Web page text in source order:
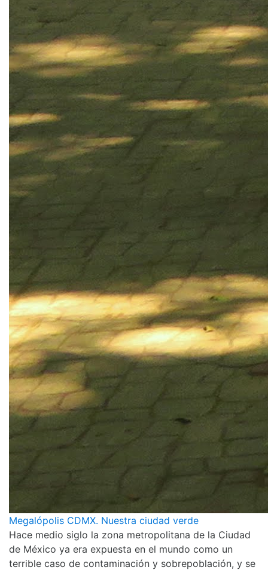
Megalópolis CDMX. Nuestra ciudad verde
Hace medio siglo la zona metropolitana de la Ciudad
de México ya era expuesta en el mundo como un
terrible caso de contaminación y sobrepoblación, y se